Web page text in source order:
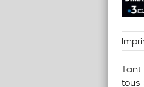
tous